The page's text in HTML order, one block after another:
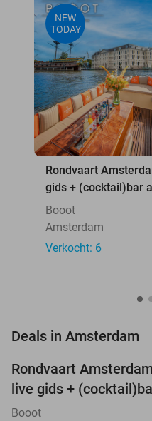
NEW
TODAY
Rondvaart
gids + (cocktail)bar
Booot
Amsterdam
Verkocht: 6
Deals in Amsterdam
TODAY
Rondvaart
live gids +
Booot